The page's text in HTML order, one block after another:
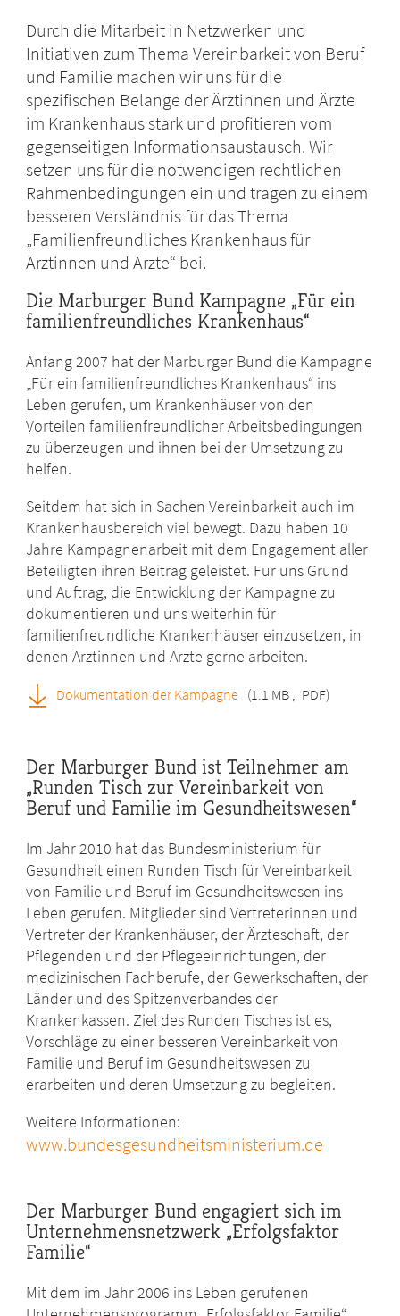
Durch die Mitarbeit in Netzwerken und
Initiativen zum Thema Vereinbarkeit von Beruf
und Familie machen wir uns für die
spezifischen Belange der Ärztinnen und Ärzte
im Krankenhaus stark und profitieren vom
gegenseitigen Informationsaustausch. Wir
setzen uns für die notwendigen rechtlichen
Rahmenbedingungen ein und tragen zu einem
besseren Verständnis für das Thema
„Familienfreundliches Krankenhaus für
Ärztinnen und Ärzte“ bei.
Die Marburger Bund Kampagne „Für ein
familienfreundliches Krankenhaus“
Anfang 2007 hat der Marburger Bund die Kampagne
„Für ein familienfreundliches Krankenhaus“ ins
Leben gerufen, um Krankenhäuser von den
Vorteilen familienfreundlicher Arbeitsbedingungen
zu überzeugen und ihnen bei der Umsetzung zu
helfen.
Seitdem hat sich in Sachen Vereinbarkeit auch im
Krankenhausbereich viel bewegt. Dazu haben 10
Jahre Kampagnenarbeit mit dem Engagement aller
Beteiligten ihren Beitrag geleistet. Für uns Grund
und Auftrag, die Entwicklung der Kampagne zu
dokumentieren und uns weiterhin für
familienfreundliche Krankenhäuser einzusetzen, in
denen Ärztinnen und Ärzte gerne arbeiten.
Dokumentation der Kampagne (1.1 MB , PDF)
Der Marburger Bund ist Teilnehmer am
„Runden Tisch zur Vereinbarkeit von
Beruf und Familie im Gesundheitswesen“
Im Jahr 2010 hat das Bundesministerium für
Gesundheit einen Runden Tisch für Vereinbarkeit
von Familie und Beruf im Gesundheitswesen ins
Leben gerufen. Mitglieder sind Vertreterinnen und
Vertreter der Krankenhäuser, der Ärzteschaft, der
Pflegenden und der Pflegeeinrichtungen, der
medizinischen Fachberufe, der Gewerkschaften, der
Länder und des Spitzenverbandes der
Krankenkassen. Ziel des Runden Tisches ist es,
Vorschläge zu einer besseren Vereinbarkeit von
Familie und Beruf im Gesundheitswesen zu
erarbeiten und deren Umsetzung zu begleiten.
Weitere Informationen:
www.bundesgesundheitsministerium.de
Der Marburger Bund engagiert sich im
Unternehmensnetzwerk „Erfolgsfaktor
Familie“
Mit dem im Jahr 2006 ins Leben gerufenen